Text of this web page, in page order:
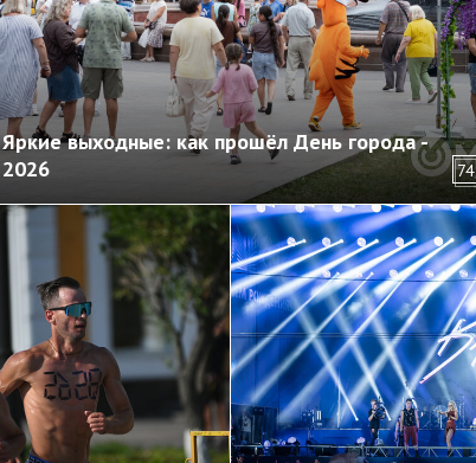
Яркие выходные: как прошёл День города -
2026
74